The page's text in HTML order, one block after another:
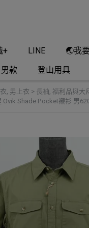
+ LINE
🌏我
男款 登山用具
, 男上衣 > 長袖, 福利品與大
Ovik Shade Pocket襯衫 男